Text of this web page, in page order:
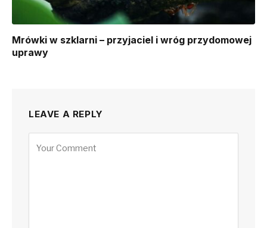
Mrówki w szklarni – przyjaciel i wróg przydomowej
uprawy
LEAVE A REPLY